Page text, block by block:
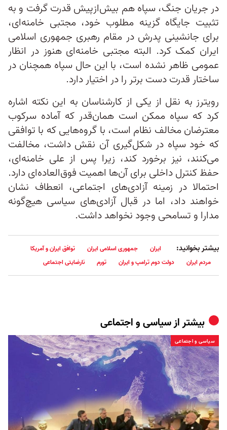
در جریان جنگ، سپاه هم بیش‌ازپیش قدرت گرفت و به
تثبیت جایگاه گزینه مطلوب خود، مجتبی خامنه‌ای،
برای جانشینی پدرش در مقام رهبری جمهوری اسلامی
ایران کمک کرد. البته مجتبی خامنه‌ای هنوز در انظار
عمومی ظاهر نشده است، با این حال سپاه همچنان در
ساختار قدرت دست برتر را در اختیار دارد.
رویترز به نقل از یکی از کارشناسان به این نکته اشاره
کرد که سپاه ممکن است همان‌قدر که آماده سرکوب
معترضان مخالف نظام است، با گروه‌هایی که با توافقی
که خود سپاه در شکل‌گیری آن نقش داشت، مخالفت
می‌کنند، نیز برخورد کند، زیرا پس از علی خامنه‌ای،
حفظ کنترل داخلی برای آن‌ها اهمیت فوق‌العاده‌ای دارد.
احتمالا در زمینه آزادی‌های اجتماعی، انعطاف نشان
خواهند داد، اما در قبال آزادی‌های سیاسی هیچ‌گونه
مدارا و تسامحی وجود نخواهد داشت.
بیشتر بخوانید: ایران جمهوری اسلامی ایران
توافق ایران و آمریکا
مردم ایران
دولت دوم ترامپ و ایران تورم نارضایتی اجتماعی
بیشتر ازسیاسی و اجتماعی
سیاسی و اجتماعی